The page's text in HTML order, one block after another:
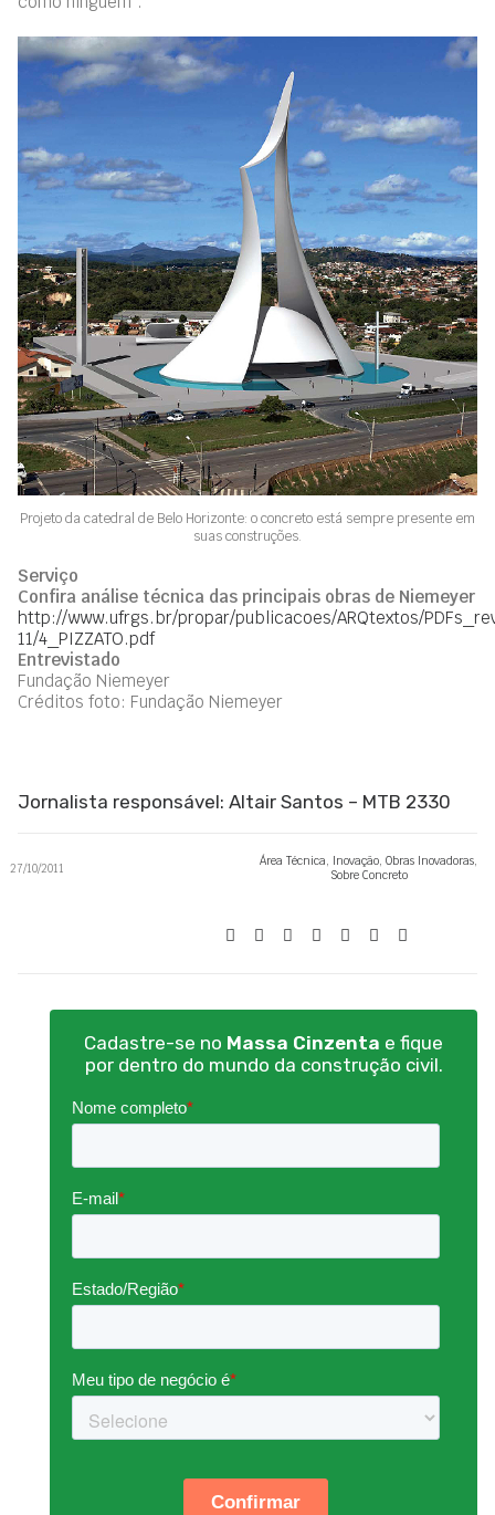
Projeto da catedral de Belo Horizonte: o concreto está sempre presente em
suas construções.
Serviço
Confira análise técnica das principais obras de Niemeyer
http://www.ufrgs.br/propar/publicacoes/ARQtextos/
11/4_PIZZATO.pdf
Entrevistado
Fundação Niemeyer
Créditos foto: Fundação Niemeyer
Jornalista responsável: Altair Santos – MTB 2330
27/10/2011 Área Técnica, Inovação, Obras Inovadoras,
Sobre Concreto
Cadastre-se no Massa Cinzenta e fique
por dentro do mundo da construção civil.